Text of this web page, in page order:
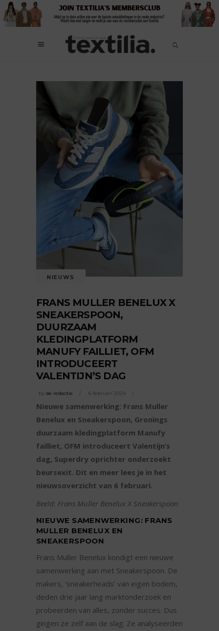
NIEUWS
FRANS MULLER BENELUX X
SNEAKERSPOON,
DUURZAAM
KLEDINGPLATFORM
MANUFY FAILLIET, OFM
INTRODUCEERT
VALENTIJN’S DAG
by de redactie 6 februari 2024
Nieuwe samenwerking: Frans Muller
Benelux en Sneakerspoon, Gronings
duurzaam kledingplatform Manufy
failliet, OFM introduceert Valentijn’s
dag, Superdry oprichter onderzoekt
beursexit. Dit en meer lees je in het
nieuwsoverzicht van 6 februari.
Beeld: Frans Muller Benelux X Sneakerspoon
NIEUWE SAMENWERKING: FRANS
MULLER BENELUX EN
SNEAKERSPOON
Frans Muller Benelux kondigt een nieuwe
samenwerking aan met Sneakerspoon. De
makers, ‘sneakerheads’ van eigen bodem,
deden drie jaar lang marktonderzoek en
probeerden van alles, zonder succes. Dus
gingen ze zelf aan de slag. Ze analyseerden